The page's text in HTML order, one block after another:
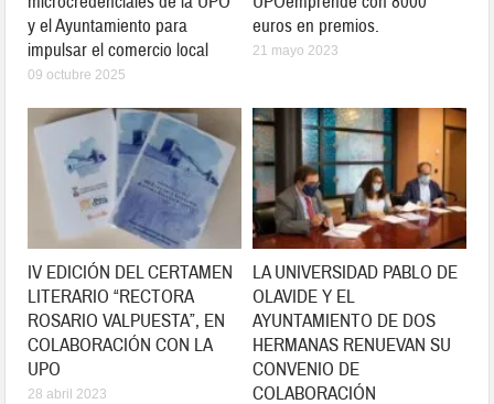
y el Ayuntamiento para
impulsar el comercio local
09 octubre 2025
euros en premios.
21 mayo 2023
IV EDICIÓN DEL CERTAMEN
LITERARIO “RECTORA
ROSARIO VALPUESTA”, EN
COLABORACIÓN CON LA
UPO
28 abril 2023
LA UNIVERSIDAD PABLO DE
OLAVIDE Y EL
AYUNTAMIENTO DE DOS
HERMANAS RENUEVAN SU
CONVENIO DE
COLABORACIÓN